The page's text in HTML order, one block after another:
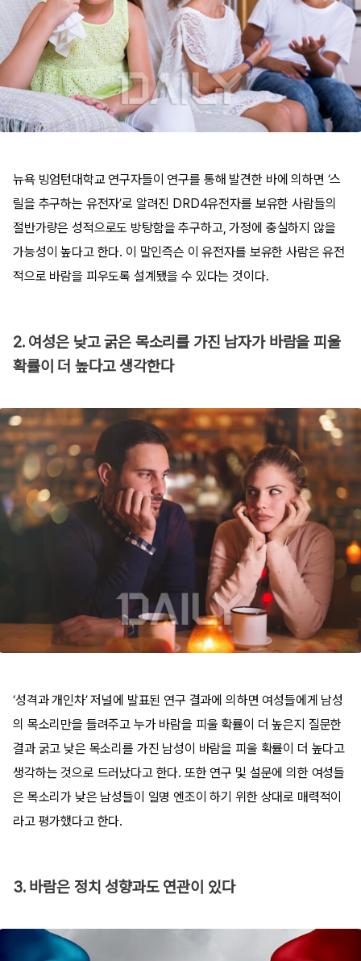
뉴욕 빙엄턴대학교 연구자들이 연구를 통해 발견한 바에 의하면 ‘스
릴을 추구하는 유전자’로 알려진 DRD4유전자를 보유한 사람들의
절반가량은 성적으로도 방탕함을 추구하고, 가정에 충실하지 않을
가능성이 높다고 한다. 이 말인즉슨 이 유전자를 보유한 사람은 유전
적으로 바람을 피우도록 설계됐을 수 있다는 것이다.
2. 여성은 낮고 굵은 목소리를 가진 남자가 바람을 피울
확률이 더 높다고 생각한다
‘성격과 개인차’ 저널에 발표된 연구 결과에 의하면 여성들에게 남성
의 목소리만을 들려주고 누가 바람을 피울 확률이 더 높은지 질문한
결과 굵고 낮은 목소리를 가진 남성이 바람을 피울 확률이 더 높다고
생각하는 것으로 드러났다고 한다. 또한 연구 및 설문에 의한 여성들
은 목소리가 낮은 남성들이 일명 엔조이 하기 위한 상대로 매력적이
라고 평가했다고 한다.
3. 바람은 정치 성향과도 연관이 있다